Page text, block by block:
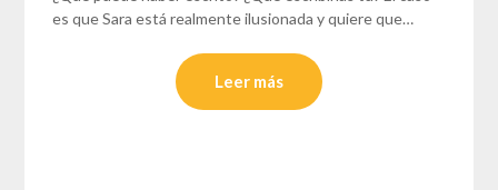
es que Sara está realmente ilusionada y quiere que…
Leer más